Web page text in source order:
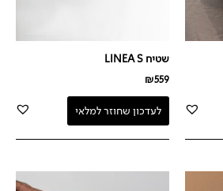
שטיח LINEA S
₪559
לעדכון שחוזר למלאי